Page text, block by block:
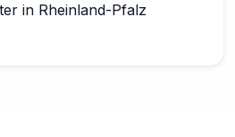
in Rheinland-Pfalz